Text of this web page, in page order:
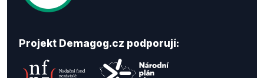
Projekt Demagog.cz podporují: